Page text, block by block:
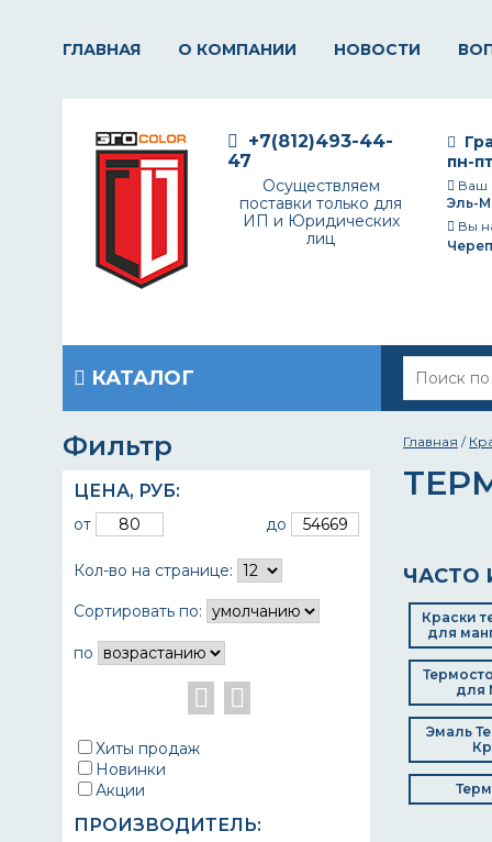
ГЛАВНАЯ О КОМПАНИИ НОВОСТИ
пн-
Ваш
Эль-
Вы
+7(812)493-44-
47
Осуществляем
поставки только для
ИП и Юридических
лиц
КАТАЛОГ
Фильтр
ЦЕНА, РУБ:
от до
Кол-во на странице:
Сортировать по:
по
Хиты продаж
Новинки
Акции
ПРОИЗВОДИТЕЛЬ:
Главная /
ЧАСТО
Краски
для
для
Эмаль